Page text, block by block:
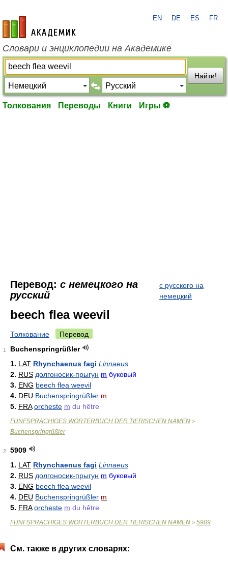
academic.ru
EN DE ES FR
Словари и энциклопедии на Академике
Найти!
Толкования Переводы Книги Игры ⚽
Перевод: с немецкого на
русский
с русского на
немецкий
beech flea weevil
Толкование Перевод
1
Buchenspringrüßler
1. LAT Rhynchaenus fagi Linnaeus
2. RUS долгоносик-прыгун m буковый
3. ENG beech flea weevil
4. DEU Buchenspringrüßler m
5. FRA orcheste m du hêtre
FÜNFSPRACHIGES WÖRTERBUCH DER TIERISCHEN NAMEN >
Buchenspringrüßler
2
5909
1. LAT Rhynchaenus fagi Linnaeus
2. RUS долгоносик-прыгун m буковый
3. ENG beech flea weevil
4. DEU Buchenspringrüßler m
5. FRA orcheste m du hêtre
FÜNFSPRACHIGES WÖRTERBUCH DER TIERISCHEN NAMEN > 5909
См. также в других словарях: